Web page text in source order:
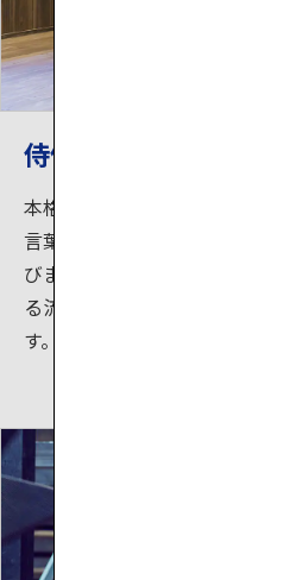
侍修行館
本格的な侍の修行ができるプ
言葉遣い、日本刀の手入れな
びます。木刀での剣術体験や
る流鏑馬体験もあり、侍にな
す。